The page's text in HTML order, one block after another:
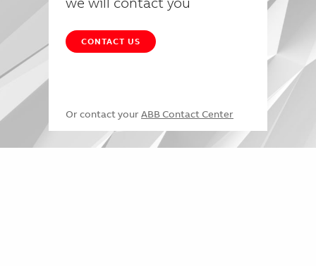
CONTACT US
Or contact your ABB Contact Center